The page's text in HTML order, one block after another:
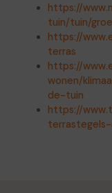
https://
tuin/tuin/
https://
terras
https://
wonen/
de-tuin
https://